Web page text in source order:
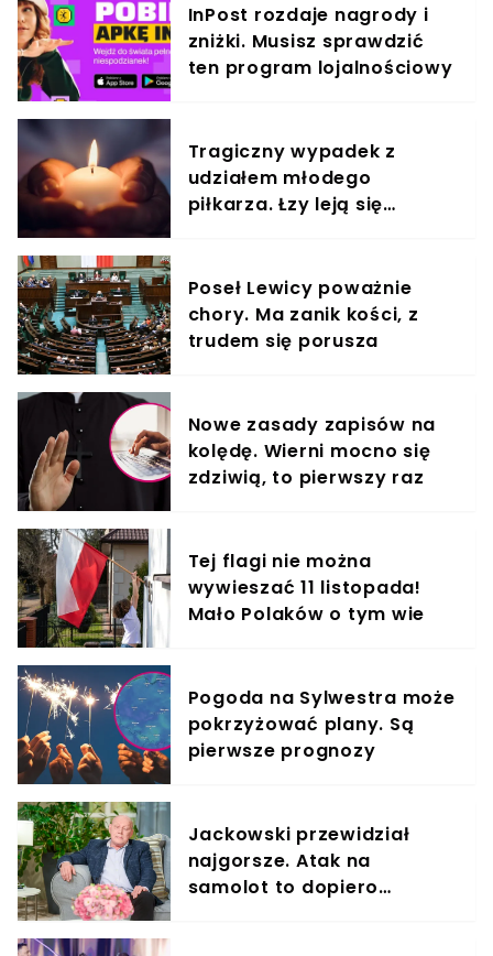
InPost rozdaje nagrody i
zniżki. Musisz sprawdzić
ten program lojalnościowy
Tragiczny wypadek z
udziałem młodego
piłkarza. Łzy leją się
Poseł Lewicy poważnie
chory. Ma zanik kości, z
trudem się porusza
Nowe zasady zapisów na
kolędę. Wierni mocno się
zdziwią, to pierwszy raz
Tej flagi nie można
wywieszać 11 listopada!
Mało Polaków o tym wie
Pogoda na Sylwestra może
pokrzyżować plany. Są
pierwsze prognozy
Jackowski przewidział
najgorsze. Atak na
samolot to dopiero